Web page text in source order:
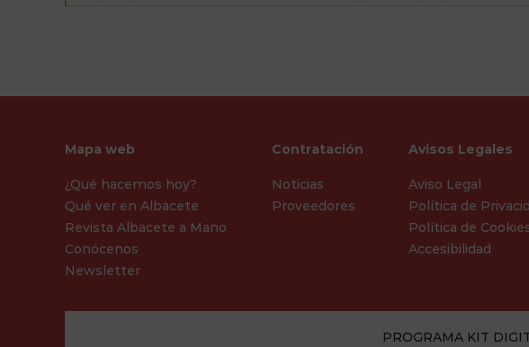
Mapa web
¿Qué hacemos hoy?
Qué ver en Albacete
Revista Albacete a Mano
Conócenos
Newsletter
Contratación
Noticias
Proveedores
Avisos Legales
Aviso Legal
Política de
Política de
Accesibilidad
PROGRAMA KIT